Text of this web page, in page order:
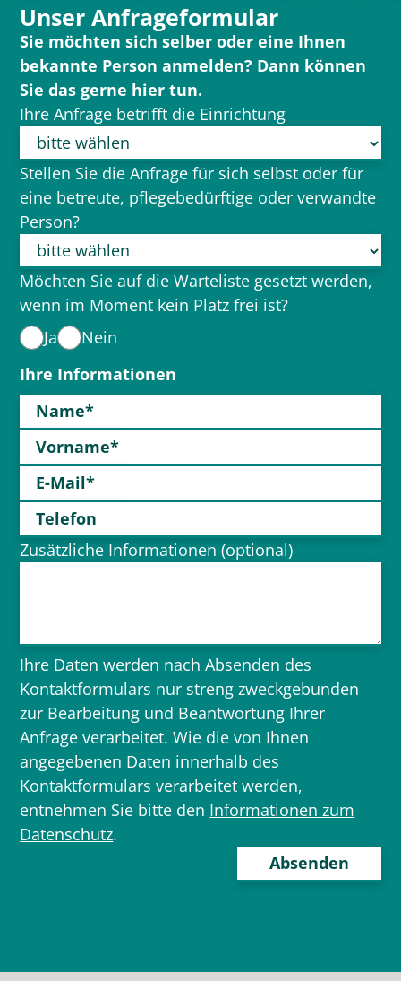
Unser Anfrageformular
Sie möchten sich selber oder eine Ihnen
bekannte Person anmelden? Dann können
Sie das gerne hier tun.
Ihre Anfrage betrifft die Einrichtung
Stellen Sie die Anfrage für sich selbst oder für
eine betreute, pflegebedürftige oder verwandte
Person?
Möchten Sie auf die Warteliste gesetzt werden,
wenn im Moment kein Platz frei ist?
Ja
Nein
Ihre Informationen
Name*
Vorname*
E-Mail*
Telefon
Zusätzliche Informationen (optional)
Ihre Daten werden nach Absenden des
Kontaktformulars nur streng zweckgebunden
zur Bearbeitung und Beantwortung Ihrer
Anfrage verarbeitet. Wie die von Ihnen
angegebenen Daten innerhalb des
Kontaktformulars verarbeitet werden,
entnehmen Sie bitte den Informationen zum
Datenschutz.